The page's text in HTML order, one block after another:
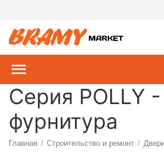
Серия POLLY -
фурнитура
Главная / Строительство и ремонт /